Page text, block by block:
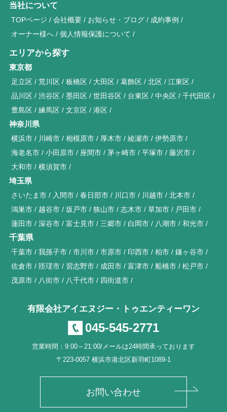
当社について
TOPページ 会社概要 お知らせ・ブログ
成約事例
オーナー様へ
個人情報保護について
エリアから探す
東京都
足立区 荒川区 板橋区 大田区 葛飾区 北区
江東区
品川区
渋谷区 墨田区 世田谷区 台東区 中央区
千代田区
豊島区
練馬区 文京区 港区
神奈川県
横浜市 川崎市 相模原市 厚木市 綾瀬市
伊勢原市
海老名市
小田原市 座間市 茅ヶ崎市 平塚市
藤沢市
大和市
横須賀市
埼玉県
さいたま市 入間市 春日部市 川口市 川越市
北本市
鴻巣市
越谷市 坂戸市 狭山市 志木市 草加市
戸田市
蓮田市
深谷市 富士見市 三郷市 白岡市 八潮市 和光市
千葉県
千葉市 我孫子市 市川市 市原市 印西市 柏市
鎌ヶ谷市
佐倉市
匝瑳市 習志野市 成田市 富津市 船橋市
松戸市
茂原市
八街市 八千代市 四街道市
有限会社アイエヌジー・トゥエンティーワン
045-545-2771
営業時間：9:00～21:00/メールは24時間承っております
〒223-0057 横浜市港北区新羽町1089-1
お問い合わせ